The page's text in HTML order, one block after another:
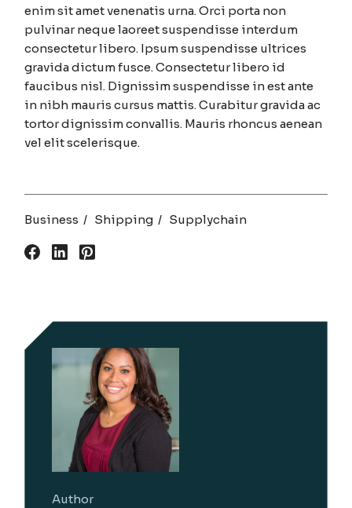
enim sit amet venenatis urna. Orci porta non
pulvinar neque laoreet suspendisse interdum
consectetur libero. Ipsum suspendisse ultrices
gravida dictum fusce. Consectetur libero id
faucibus nisl. Dignissim suspendisse in est ante
in nibh mauris cursus mattis. Curabitur gravida ac
tortor dignissim convallis. Mauris rhoncus aenean
vel elit scelerisque.
Business Shipping Supplychain
Author